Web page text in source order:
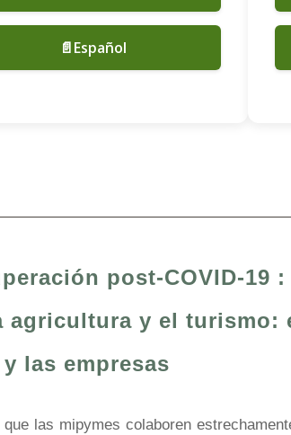
📄Español
post-COVID-19
agricultura y el turismo:
y las empresas
que las mipymes colaboren